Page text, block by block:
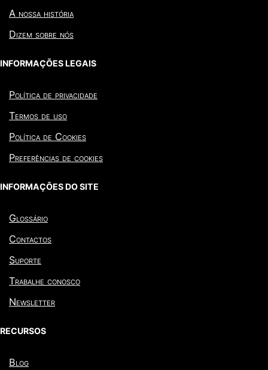
A nossa história
Dizem sobre nós
INFORMAÇÕES LEGAIS
Política de privacidade
Termos de uso
Política de Cookies
Preferências de cookies
INFORMAÇÕES DO SITE
Glossário
Contactos
Suporte
Trabalhe conosco
Newsletter
RECURSOS
Blog